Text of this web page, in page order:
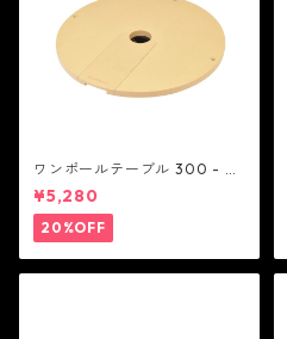
ワンポールテーブル 300 - be
lmont
¥5,280
20%OFF